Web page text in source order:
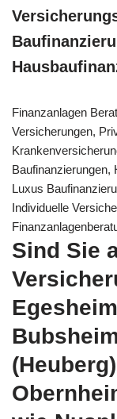
Finanzanlagen
Versicherungen,
Baufinanzierungen,
Luxus
Individuelle
Sind Sie